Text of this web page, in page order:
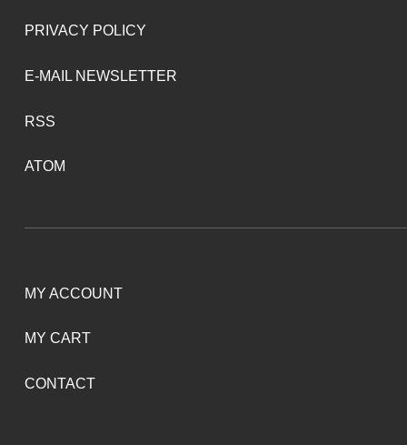
PRIVACY POLICY
E-MAIL NEWSLETTER
RSS
ATOM
MY ACCOUNT
MY CART
CONTACT